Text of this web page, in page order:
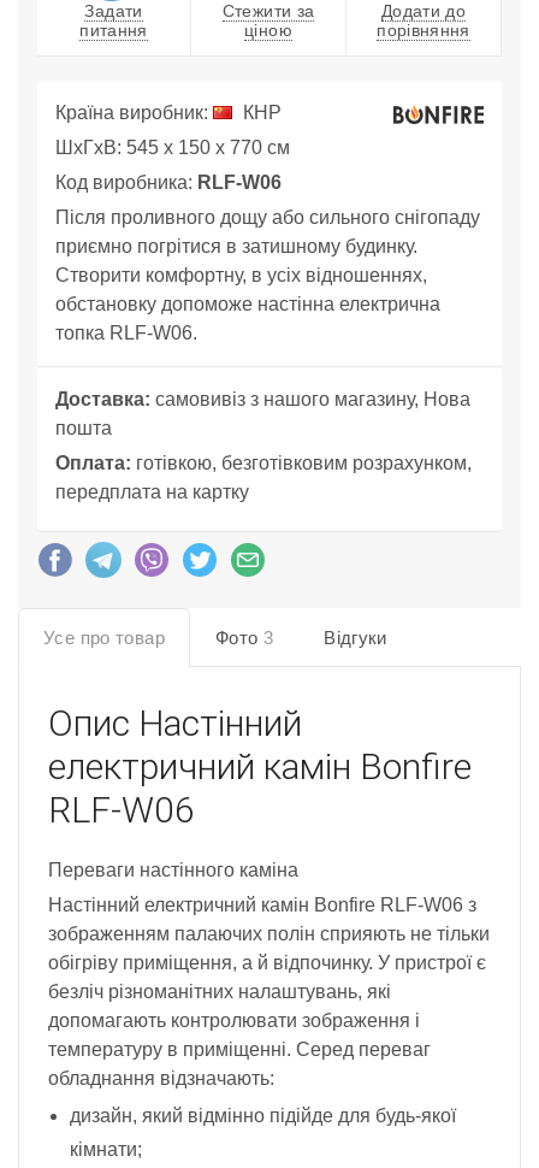
Задати
питання
Стежити за
ціною
Додати до
порівняння
Країна виробник:
КНР
ШхГхВ: 545 x 150 x 770 см
Код виробника: RLF-W06
Після проливного дощу або сильного снігопаду
приємно погрітися в затишному будинку.
Створити комфортну, в усіх відношеннях,
обстановку допоможе настінна електрична
топка RLF-W06.
Доставка: самовивіз з нашого магазину, Нова
пошта
Оплата: готівкою, безготівковим розрахунком,
передплата на картку
Усе про товар Фото 3 Відгуки
Опис Настінний
електричний камін Bonfire
RLF-W06
Переваги настінного каміна
Настінний електричний камін Bonfire RLF-W06 з
зображенням палаючих полін сприяють не тільки
обігріву приміщення, а й відпочинку. У пристрої є
безліч різноманітних налаштувань, які
допомагають контролювати зображення і
температуру в приміщенні. Серед переваг
обладнання відзначають:
дизайн, який відмінно підійде для будь-якої
кімнати;